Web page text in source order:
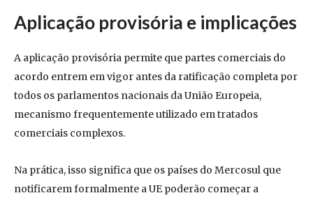
Aplicação provisória e implicações
A aplicação provisória permite que partes comerciais do
acordo entrem em vigor antes da ratificação completa por
todos os parlamentos nacionais da União Europeia,
mecanismo frequentemente utilizado em tratados
comerciais complexos.
Na prática, isso significa que os países do Mercosul que
notificarem formalmente a UE poderão começar a